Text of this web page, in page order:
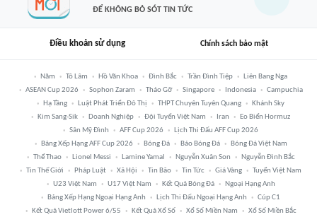
ĐỂ KHÔNG BỎ SÓT TIN TỨC
Điều khoản sử dụng Chính sách bảo mật
Năm Tô Lâm Hồ Văn Khoa Đình Bắc Trần Đình Tiệp
Liên Bang Nga
ASEAN Cup 2026
Sophon Zaram Tháo Gỡ Singapore Indonesia
Campuchia
Hạ Tầng
Luật Phát Triển Đô Thị THPT Chuyên Tuyên Quang
Khánh Sky
Kim Sang-Sik
Doanh Nghiệp Đội Tuyển Việt Nam Iran
Eo Biển Hormuz
Sân Mỹ Đình
AFF Cup 2026
Lịch Thi Đấu AFF Cup 2026
Bảng Xếp Hạng AFF Cup 2026
Bóng Đá Báo Bóng Đá
Bóng Đá Việt Nam
Thể Thao
Lionel Messi Lamine Yamal Nguyễn Xuân Son
Nguyễn Đình Bắc
Tin Thế Giới
Pháp Luật Xã Hội Tin Bão Tin Tức Giá Vàng
Tuyển Việt Nam
U23 Việt Nam
U17 Việt Nam Kết Quả Bóng Đá
Ngoại Hạng Anh
Bảng Xếp Hạng Ngoại Hạng Anh
Lịch Thi Đấu Ngoại Hạng Anh
Cúp C1
Kết Quả Vietlott Power 6/55
Kết Quả Xổ Số Xổ Số Miền Nam Xổ Số Miền Bắc